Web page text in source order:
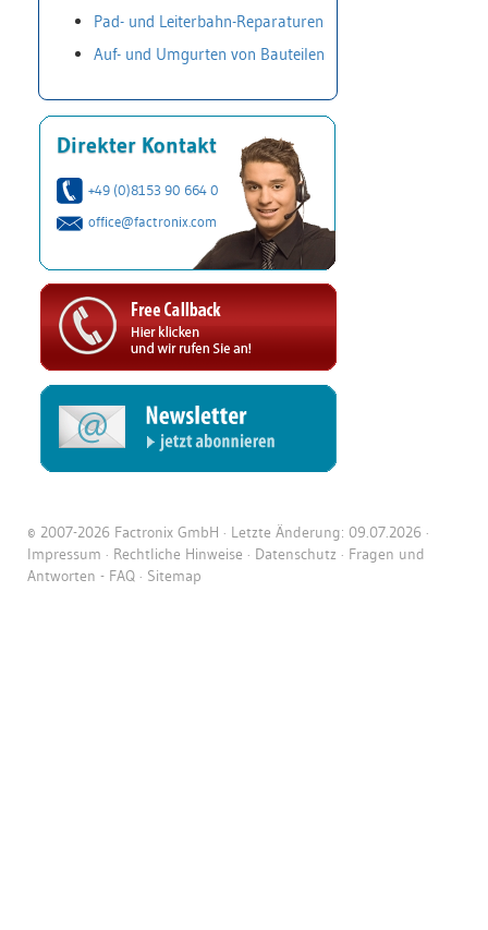
Pad- und Leiterbahn-Reparaturen
Auf- und Umgurten von Bauteilen
Direkter Kontakt
+49 (0)8153 90 664 0
office@factronix.com
© 2007-2026 Factronix GmbH · Letzte Änderung: 09.07.2026 ·
Impressum · Rechtliche Hinweise · Datenschutz · Fragen und
Antworten - FAQ · Sitemap